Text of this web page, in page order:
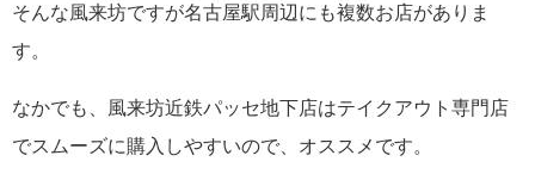
そんな風来坊ですが名古屋駅周辺にも複数お店がありま
す。
なかでも、風来坊近鉄パッセ地下店はテイクアウト専門店
でスムーズに購入しやすいので、オススメです。